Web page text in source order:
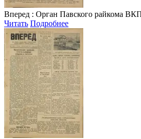
Вперед : Орган Павского райкома
Читать Подробнее